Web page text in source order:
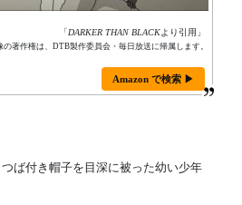
「DARKER THAN BLACKより引用」
の著作権は、DTB製作委員会・毎日放送に帰属します。
Amazon で検索 ▶
ば付き帽子を目深に被った幼い少年